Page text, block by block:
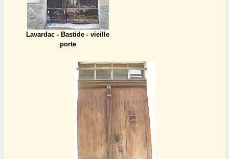
Lavardac - Bastide - vieille
porte